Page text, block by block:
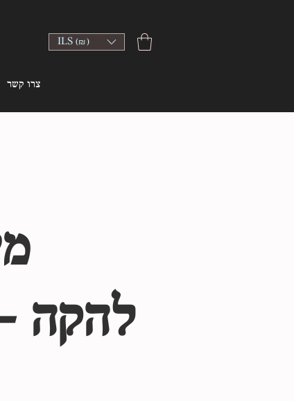
ILS (₪)
צרו קשר
להקה -